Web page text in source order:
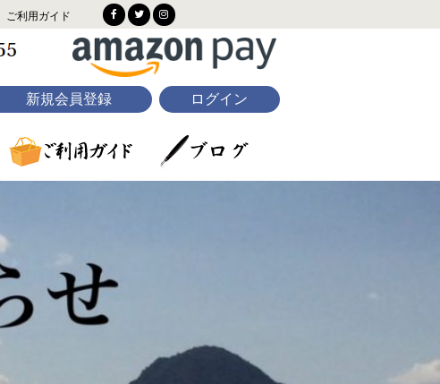
ご利用ガイド
新規会員登録 ログイン